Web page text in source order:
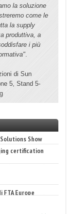
la soluzione
come le
la supply
produttiva, a
i più
di Sun
5, Stand 5-
certification
Europe